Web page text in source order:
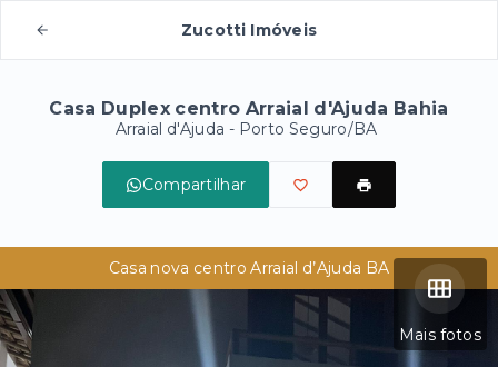
Zucotti Imóveis
Casa Duplex centro Arraial d'Ajuda Bahia
Arraial d'Ajuda - Porto Seguro/BA
Compartilhar
Mais fotos
Casa nova centro Arraial d’Ajuda BA